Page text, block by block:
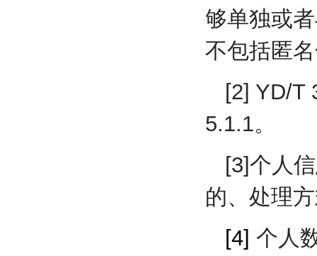
够单独或
不包括匿
[2] YD/T
5.1.1。
[3]个人
的、处理
[4] 个人